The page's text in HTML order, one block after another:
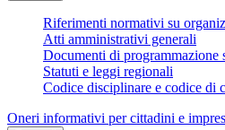
Riferimenti normativi su
Atti amministrativi generali
Documenti di programmazione
Statuti e leggi regionali
Codice disciplinare e codice di
Oneri informativi per cittadini e